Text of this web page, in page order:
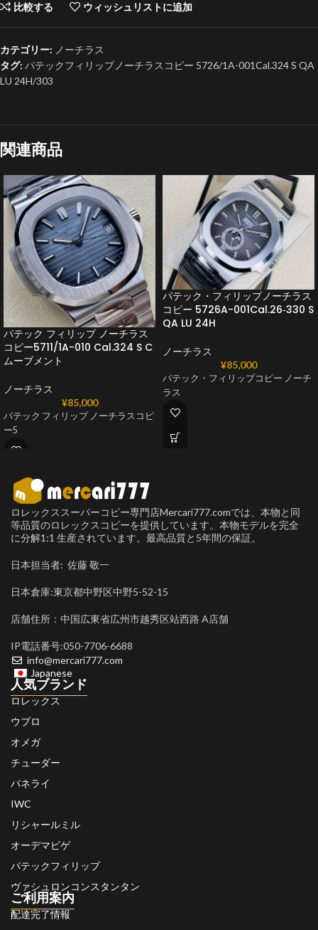
比較する ウィッシュリストに追加
カテゴリー: ノーチラス
タグ: パテックフィリップノーチラスコピー 5726/1A-001Cal.324 S QA
LU 24H/303
関連商品
パテック フィリップ ノーチラス
コピー5711/1A-010 Cal.324 S C
ムーブメント
ノーチラス
¥85,000
パテック フィリップ ノーチラスコピ
ー5
パテック・フィリップノーチラス
コピー 5726A-001Cal.26‑330 S
QA LU 24H
ノーチラス
¥85,000
パテック・フィリップコピー ノーチ
ラス
ロレックススーパーコピー専門店Mercari777.comでは、本物と同
等品質のロレックスコピーを提供しています。本物モデルを完全
に分解1:1 生産されています。最高品質と5年間の保証。
日本担当者: 佐藤 敬一
日本倉庫:東京都中野区中野5-52-15
店舗住所：中国広東省広州市越秀区站西路 A店舗
IP電話番号:050-7706-6688
info@mercari777.com
Japanese
人気ブランド
ロレックス
ウブロ
オメガ
チューダー
パネライ
IWC
リシャールミル
オーデマピゲ
パテックフィリップ
ヴァシュロンコンスタンタン
ご利用案内
配達完了情報